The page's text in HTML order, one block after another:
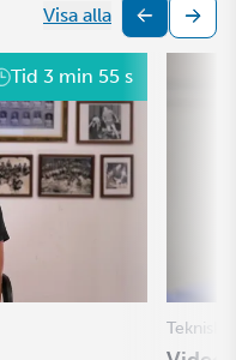
Visa alla
Tid 3 min 55 s
Tekniskt